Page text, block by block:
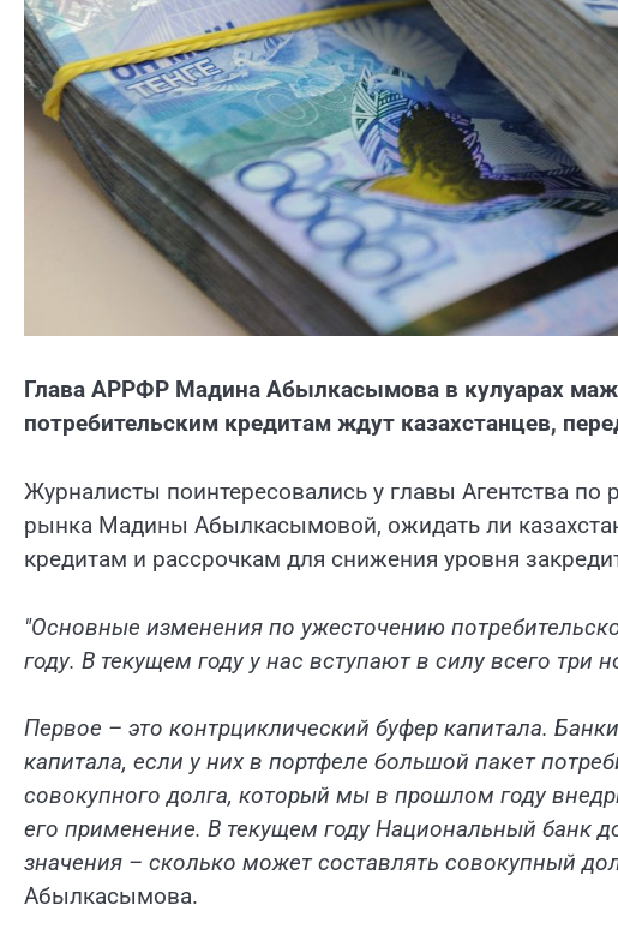
Глава АРРФР Мадина Абылкасымова в кулуарах
потребительским кредитам ждут казахстанцев,
Журналисты поинтересовались у главы Агентства
рынка Мадины Абылкасымовой, ожидать ли
кредитам и рассрочкам для снижения уровня
"Основные изменения по ужесточению
году. В текущем году у нас вступают в силу всего три
Первое – это контрциклический буфер капитала.
капитала, если у них в портфеле большой пакет
совокупного долга, который мы в прошлом году
его применение. В текущем году Национальный банк
значения – сколько может составлять совокупный
Абылкасымова.